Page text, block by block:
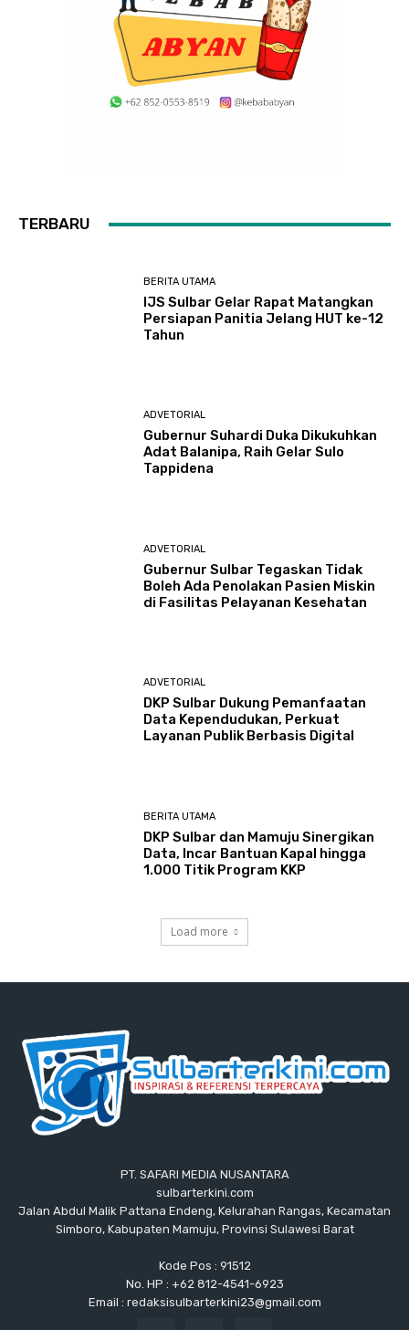
TERBARU
BERITA UTAMA
IJS Sulbar Gelar Rapat Matangkan
Persiapan Panitia Jelang HUT ke-12
Tahun
ADVETORIAL
Gubernur Suhardi Duka Dikukuhkan
Adat Balanipa, Raih Gelar Sulo
Tappidena
ADVETORIAL
Gubernur Sulbar Tegaskan Tidak
Boleh Ada Penolakan Pasien Miskin
di Fasilitas Pelayanan Kesehatan
ADVETORIAL
DKP Sulbar Dukung Pemanfaatan
Data Kependudukan, Perkuat
Layanan Publik Berbasis Digital
BERITA UTAMA
DKP Sulbar dan Mamuju Sinergikan
Data, Incar Bantuan Kapal hingga
1.000 Titik Program KKP
Load more
PT. SAFARI MEDIA NUSANTARA
sulbarterkini.com
Jalan Abdul Malik Pattana Endeng, Kelurahan Rangas, Kecamatan
Simboro, Kabupaten Mamuju, Provinsi Sulawesi Barat
Kode Pos : 91512
No. HP : +62 812-4541-6923
Email : redaksisulbarterkini23@gmail.com